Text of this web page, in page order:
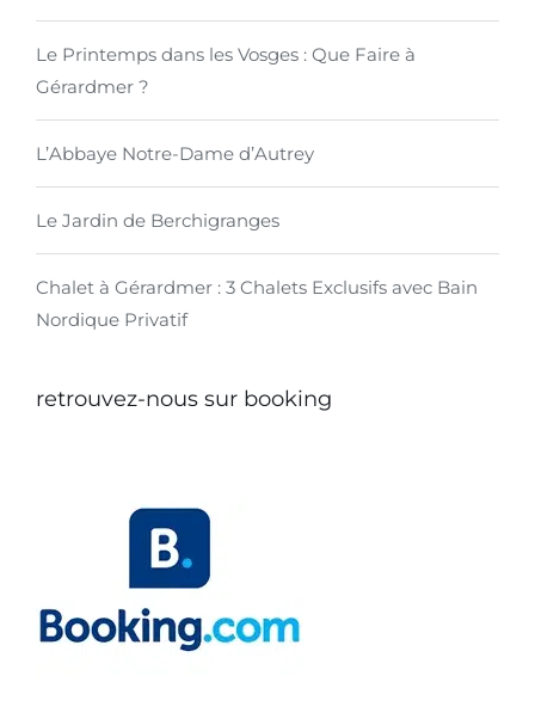
Le Printemps dans les Vosges : Que Faire à
Gérardmer ?
L’Abbaye Notre-Dame d’Autrey
Le Jardin de Berchigranges
Chalet à Gérardmer : 3 Chalets Exclusifs avec Bain
Nordique Privatif
retrouvez-nous sur booking